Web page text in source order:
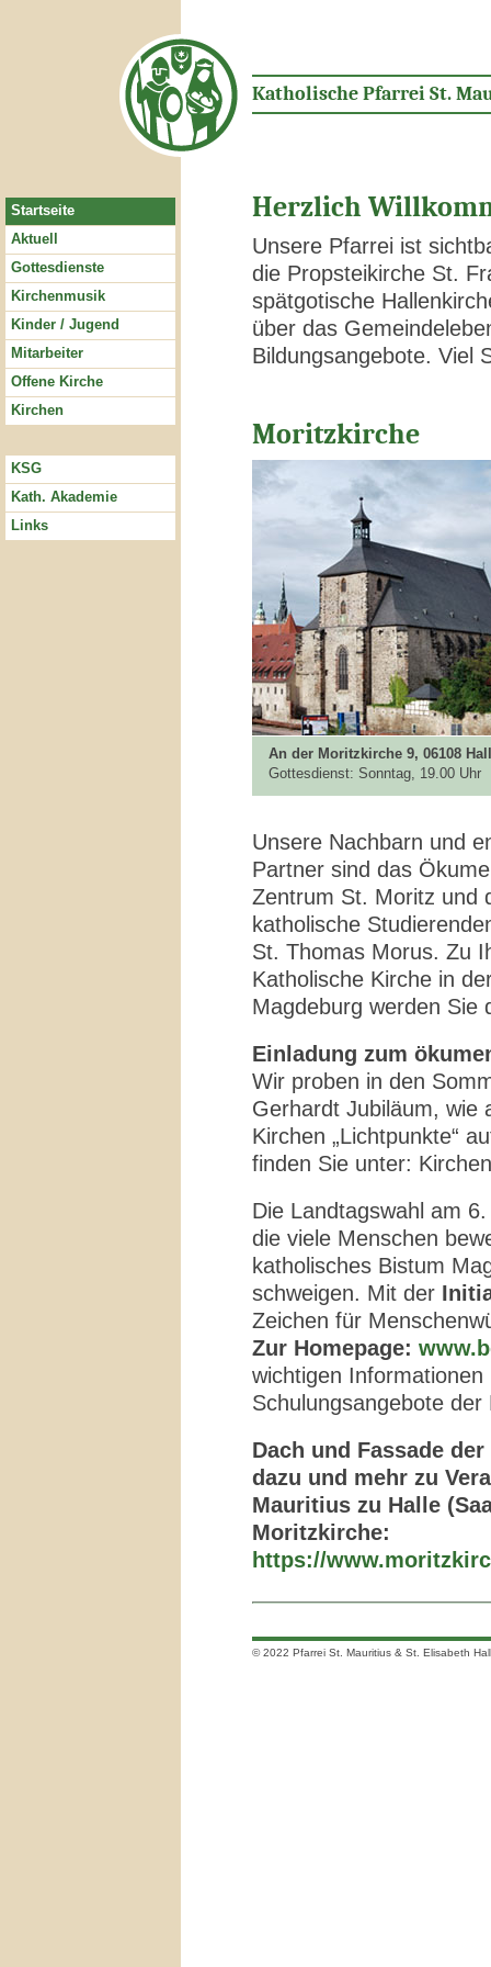
Katholische Pfarrei St.
Startseite
Aktuell
Gottesdienste
Kirchenmusik
Kinder / Jugend
Mitarbeiter
Offene Kirche
Kirchen
KSG
Kath. Akademie
Links
Herzlich
Unsere Pfarrei ist
die Propsteikirche St.
spätgotische
über das
Bildungsangebote. Viel
Moritzkirche
An der Moritzkirche 9, 06108
Gottesdienst: Sonntag, 19.00 Uhr
Unsere Nachbarn und
Partner sind das
Zentrum St. Moritz und
katholische
St. Thomas Morus. Zu
Katholische Kirche in
Magdeburg werden Sie
Einladung zum
Wir proben in den
Gerhardt Jubiläum, wie
Kirchen „Lichtpunkte“
finden Sie unter:
Die Landtagswahl am
die viele Menschen
katholisches Bistum
schweigen. Mit der
Zeichen für
Zur Homepage:
wichtigen
Schulungsangebote
Dach und Fassade
dazu und mehr zu
Mauritius zu Halle
Moritzkirche:
https://
© 2022 Pfarrei St. Mauritius & St. Elisabeth